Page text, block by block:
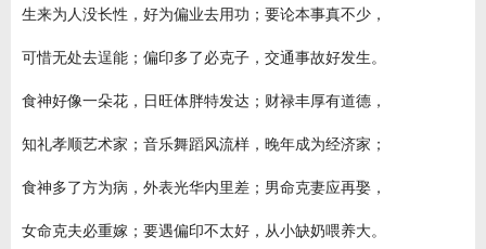
生来为人没长性，好为偏业去用功；要论本事真不少，
可惜无处去逞能；偏印多了必克子，交通事故好发生。
食神好像一朵花，日旺体胖特发达；财禄丰厚有道德，
知礼孝顺艺术家；音乐舞蹈风流样，晚年成为经济家；
食神多了方为病，外表光华内里差；男命克妻应再娶，
女命克夫必重嫁；要遇偏印不太好，从小缺奶喂养大。